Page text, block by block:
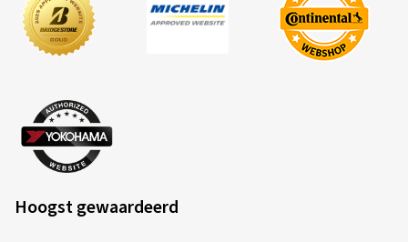
Hoogst gewaardeerd